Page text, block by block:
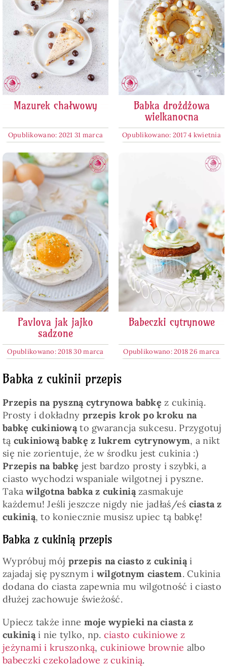
Mazurek chałwowy
Opublikowano: 2021 31 marca
Babka drożdżowa
wielkanocna
Opublikowano: 2017 4 kwietnia
Pavlova jak jajko
sadzone
Opublikowano: 2018 30 marca
Babeczki cytrynowe
Opublikowano: 2018 26 marca
Babka z cukinii przepis
Przepis na pyszną cytrynowa babkę z cukinią.
Prosty i dokładny przepis krok po kroku na
babkę cukiniowąto gwarancja sukcesu. Przygotuj
tą cukiniową babkę z lukrem cytrynowym, a nikt
się nie zorientuje, że w środku jest cukinia :)
Przepis na babkę jest bardzo prosty i szybki, a
ciasto wychodzi wspaniale wilgotnej i pyszne.
Takawilgotna babka z cukiniązasmakuje
każdemu! Jeśli jeszcze nigdy nie jadłaś/eś ciasta z
cukinią, to koniecznie musisz upiec tą babkę!
Babka z cukinią przepis
Wypróbuj mój przepis na ciasto z cukiniąi
zajadaj się pysznym i wilgotnym ciastem. Cukinia
dodana do ciasta zapewnia mu wilgotność i ciasto
dłużej zachowuje świeżość.
Upiecz także inne moje wypieki na ciasta z
cukiniąi nie tylko, np. ciasto cukiniowe z
jeżynami i kruszonką, cukiniowe brownie albo
babeczki czekoladowe z cukinią.